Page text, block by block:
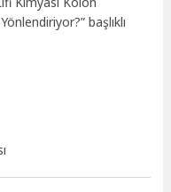
başlıklı